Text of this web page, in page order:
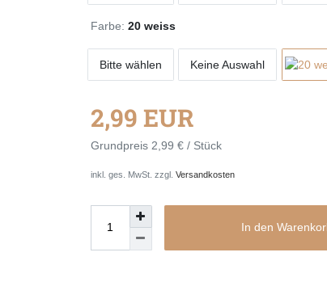
Farbe: 20 weiss
Bitte wählen Keine Auswahl
2,99 EUR
Grundpreis 2,99 € / Stück
inkl. ges. MwSt. zzgl. Versandkosten
In den